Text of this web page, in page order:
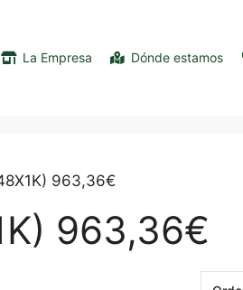
La Empresa Dónde estamos
963,36€
963,36€